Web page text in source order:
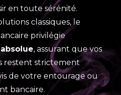
en toute sérénité.
classiques, le
privilégie
, assurant que vos
restent strictement
de votre entourage ou
bancaire.